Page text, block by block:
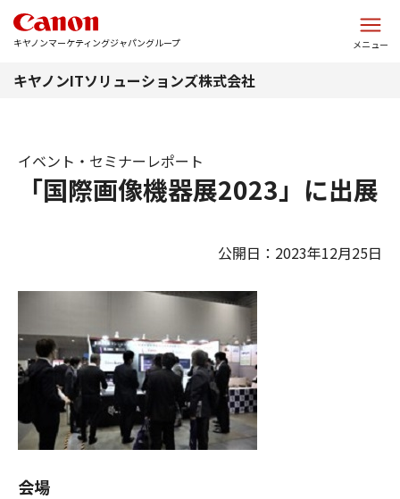
キヤノンマーケティングジャパングループ メニュー
キヤノンITソリューションズ株式会社
「国際画像機器展2023」に出展
イベント・セミナーレポート
公開日：2023年12月25日
会場